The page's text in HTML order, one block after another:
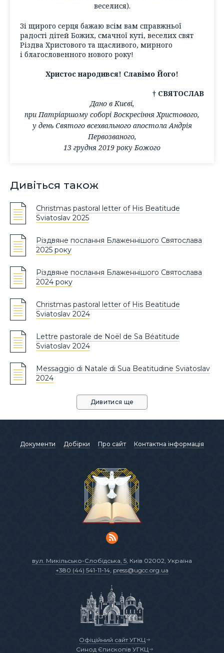
веселися).
Зі щирого серця бажаю всім вам справжньої
радості дітей Божих, смачної куті, веселих свят
Різдва Христового та щасливого, мирного
і благословенного нового року!
Христос народився! Славімо Його!
† СВЯТОСЛАВ
Дано в Києві,
при Патріаршому соборі Воскресіння Христового,
у день Святого всехвального апостола Андрія
Первозваного,
13 грудня 2019 року Божого
Дивіться також
Christmas pastoral letter of His Beatitude
Sviatoslav 2025
Різдвяне послання Блаженнішого Святослава
2025 року
Різдвяне послання Блаженнішого Святослава
2024 року
Christmas pastoral letter of His Beatitude
Sviatoslav 2024
Lettre pastorale de Noël de Sa Béatitude
Sviatoslav 2024
Messaggio di Natale di Sua Beatitudine Sviatoslav
2024
Дивитися ще
Документи Добірки Про сайт Контактна інформація
вул. Микільсько-Слобідська, 5 , Київ 02002, Україна
+380 (44) 541-11-14 press@ugcc.org.ua
Офіційний сайт УГКЦ
Синод Єпископів УГКЦ